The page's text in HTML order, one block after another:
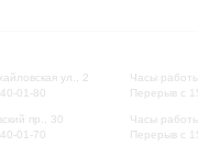
ул., 2
01-80
пр., 30
01-70
Часы
Перерыв с
Часы
Перерыв с